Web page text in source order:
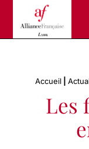
Accueil
Les